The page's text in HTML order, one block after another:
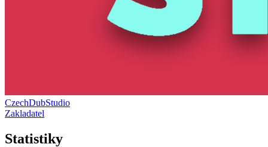
CzechDubStudio
Zakladatel
Statistiky